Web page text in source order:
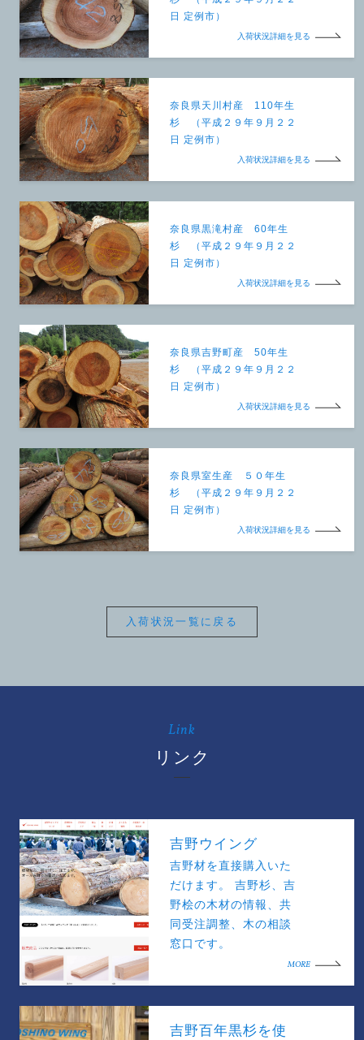
日 定例市）
入荷状況詳細を見る
奈良県天川村産 110年生
杉 （平成２９年９月２２
日 定例市）
入荷状況詳細を見る
奈良県黒滝村産 60年生
杉 （平成２９年９月２２
日 定例市）
入荷状況詳細を見る
奈良県吉野町産 50年生
杉 （平成２９年９月２２
日 定例市）
入荷状況詳細を見る
奈良県室生産 ５０年生
杉 （平成２９年９月２２
日 定例市）
入荷状況詳細を見る
入荷状況一覧に戻る
Link
リンク
吉野ウイング
吉野材を直接購入いた
だけます。 吉野杉、吉
野桧の木材の情報、共
同受注調整、木の相談
窓口です。
MORE
吉野百年黒杉を使